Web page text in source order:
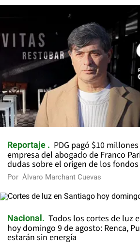
Reportaje
PDG pagó $10
empresa del abogado de Franco
dudas sobre el origen de los fondos
Por Álvaro Marchant Cuevas
Nacional
Todos los cortes de luz
hoy domingo 9 de agosto: Renca,
estarán sin energía